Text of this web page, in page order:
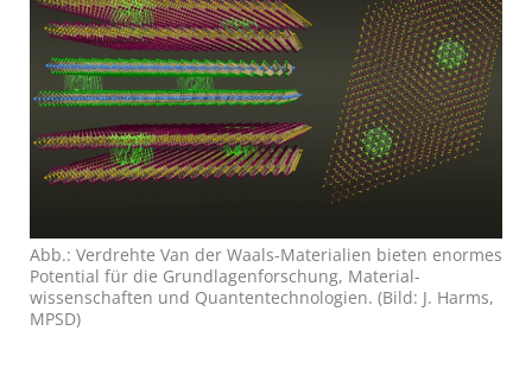
Abb.: Verdrehte Van der Waals-Materialien bieten enormes
Potential für die Grundlagen­forschung, Material­
wissenschaften und Quanten­technologien. (Bild: J. Harms,
MPSD)